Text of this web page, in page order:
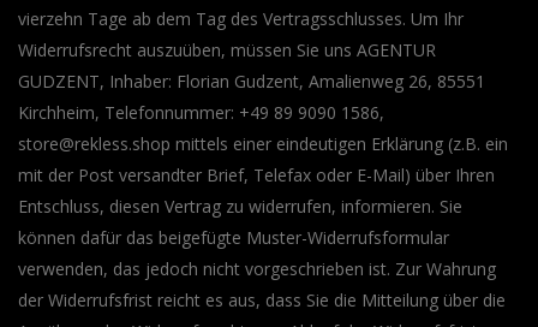
vierzehn Tage ab dem Tag des Vertragsschlusses. Um Ihr
Widerrufsrecht auszuüben, müssen Sie uns AGENTUR
GUDZENT, Inhaber: Florian Gudzent, Amalienweg 26, 85551
Kirchheim, Telefonnummer: +49 89 9090 1586,
store@rekless.shop mittels einer eindeutigen Erklärung (z.B. ein
mit der Post versandter Brief, Telefax oder E-Mail) über Ihren
Entschluss, diesen Vertrag zu widerrufen, informieren. Sie
können dafür das beigefügte Muster-Widerrufsformular
verwenden, das jedoch nicht vorgeschrieben ist. Zur Wahrung
der Widerrufsfrist reicht es aus, dass Sie die Mitteilung über die